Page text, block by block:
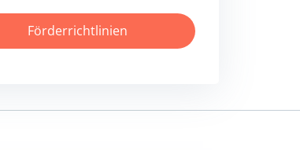
Förderrichtlinien